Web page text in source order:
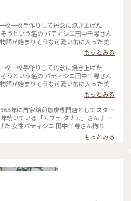
うという名の パティシエ田中千尋さん
私のお気に入りは手前の
コラ エクアドル産のチョコレートたっ
最後に感じる塩がアクセントに 甘 じ
まりこさんありがとうございました #あ
もっとみる
うという名の パティシエ田中千尋さん
う
もっとみる
年に自家焙煎珈琲専門店としてスター
続いている「カフェ タナカ」さん♪ 一
た 女性パティシエ 田中千尋さん拘りの
CHIHIRO」 「REGAL」とはフランス語
」という意味なんだそう_φ(･_･ 可愛い
リ(๑˃̵ᴗ˂̵) 美味しさがギュッと詰まっ
タナカ #TANAKA #まりこさんありが
もっとみる